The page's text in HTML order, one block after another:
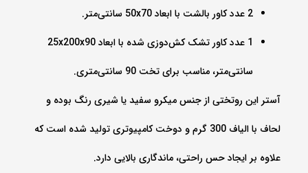
2 عدد کاور بالشت با ابعاد 50x70 سانتی‌متر.
1 عدد کاور تشک کش‌دوزی شده با ابعاد 25x200x90
سانتی‌متر، مناسب برای تخت 90 سانتی‌متری.
آستر این روتختی از جنس میکرو سفید یا شیری رنگ بوده و
لحاف با الیاف 300 گرم و دوخت کامپیوتری تولید شده است که
علاوه بر ایجاد حس راحتی، ماندگاری بالایی دارد.